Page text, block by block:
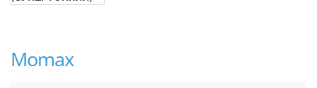
Momax